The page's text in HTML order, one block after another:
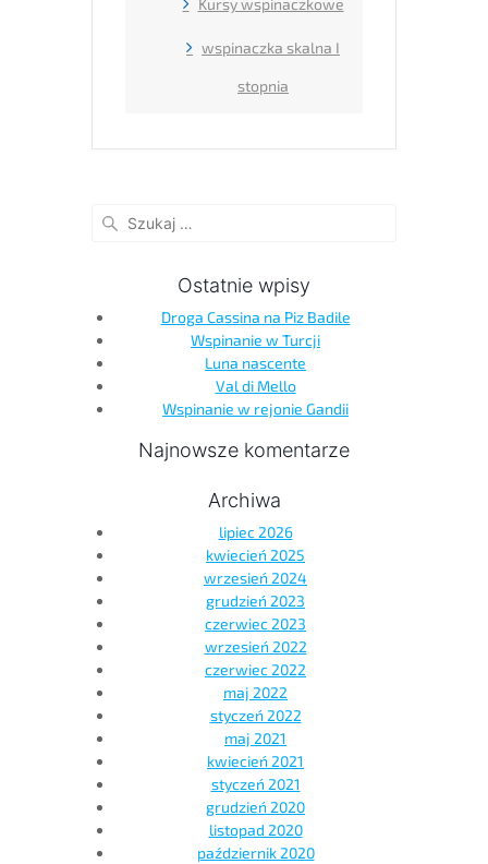
Kursy wspinaczkowe
wspinaczka skalna I
stopnia
Ostatnie wpisy
Droga Cassina na Piz Badile
Wspinanie w Turcji
Luna nascente
Val di Mello
Wspinanie w rejonie Gandii
Najnowsze komentarze
Archiwa
lipiec 2026
kwiecień 2025
wrzesień 2024
grudzień 2023
czerwiec 2023
wrzesień 2022
czerwiec 2022
maj 2022
styczeń 2022
maj 2021
kwiecień 2021
styczeń 2021
grudzień 2020
listopad 2020
październik 2020